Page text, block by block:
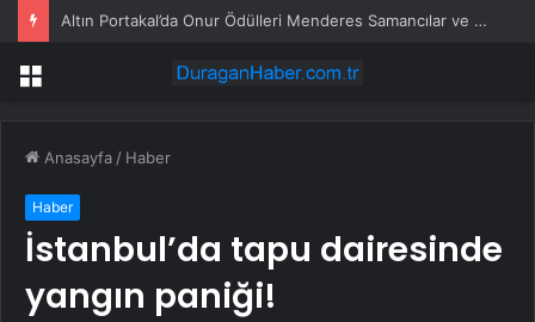
Altın Portakal’da Onur Ödülleri Menderes Samancılar ve Tilbe Saran’a
Menü
Anasayfa / Haber
Haber
İstanbul’da tapu dairesinde
yangın paniği!